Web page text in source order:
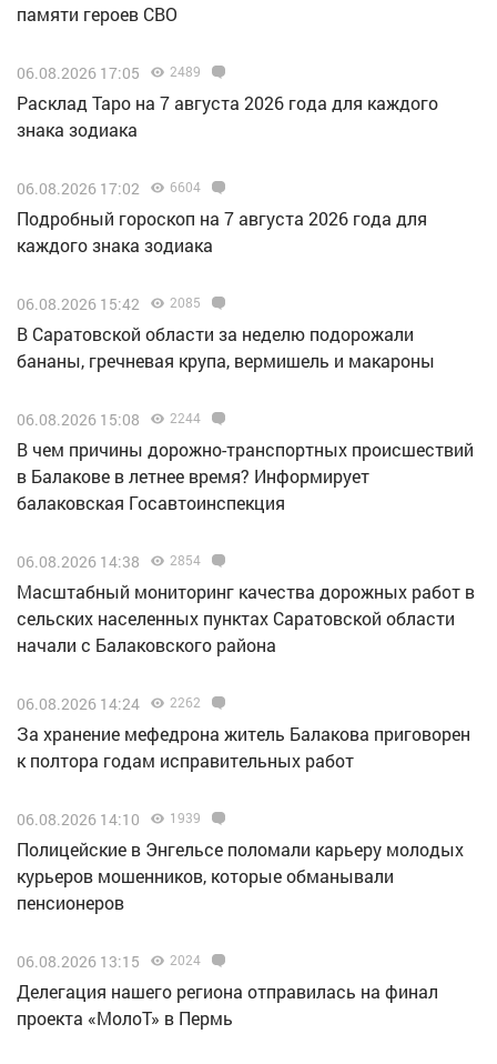
памяти героев СВО
06.08.2026 17:05 2489
Расклад Таро на 7 августа 2026 года для каждого
знака зодиака
06.08.2026 17:02 6604
Подробный гороскоп на 7 августа 2026 года для
каждого знака зодиака
06.08.2026 15:42 2085
В Саратовской области за неделю подорожали
бананы, гречневая крупа, вермишель и макароны
06.08.2026 15:08 2244
В чем причины дорожно-транспортных происшествий
в Балакове в летнее время? Информирует
балаковская Госавтоинспекция
06.08.2026 14:38 2854
Масштабный мониторинг качества дорожных работ в
сельских населенных пунктах Саратовской области
начали с Балаковского района
06.08.2026 14:24 2262
За хранение мефедрона житель Балакова приговорен
к полтора годам исправительных работ
06.08.2026 14:10 1939
Полицейские в Энгельсе поломали карьеру молодых
курьеров мошенников, которые обманывали
пенсионеров
06.08.2026 13:15 2024
Делегация нашего региона отправилась на финал
проекта «МолоТ» в Пермь